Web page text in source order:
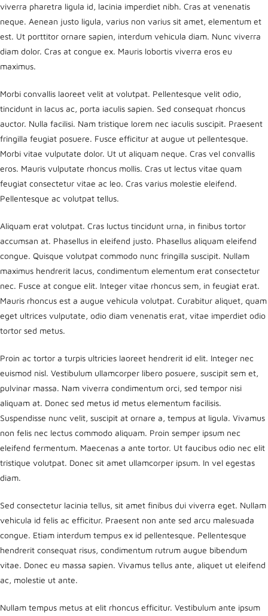
viverra pharetra ligula id, lacinia imperdiet nibh. Cras at venenatis
neque. Aenean justo ligula, varius non varius sit amet, elementum et
est. Ut porttitor ornare sapien, interdum vehicula diam. Nunc viverra
diam dolor. Cras at congue ex. Mauris lobortis viverra eros eu
maximus.
Morbi convallis laoreet velit at volutpat. Pellentesque velit odio,
tincidunt in lacus ac, porta iaculis sapien. Sed consequat rhoncus
auctor. Nulla facilisi. Nam tristique lorem nec iaculis suscipit. Praesent
fringilla feugiat posuere. Fusce efficitur at augue ut pellentesque.
Morbi vitae vulputate dolor. Ut ut aliquam neque. Cras vel convallis
eros. Mauris vulputate rhoncus mollis. Cras ut lectus vitae quam
feugiat consectetur vitae ac leo. Cras varius molestie eleifend.
Pellentesque ac volutpat tellus.
Aliquam erat volutpat. Cras luctus tincidunt urna, in finibus tortor
accumsan at. Phasellus in eleifend justo. Phasellus aliquam eleifend
congue. Quisque volutpat commodo nunc fringilla suscipit. Nullam
maximus hendrerit lacus, condimentum elementum erat consectetur
nec. Fusce at congue elit. Integer vitae rhoncus sem, in feugiat erat.
Mauris rhoncus est a augue vehicula volutpat. Curabitur aliquet, quam
eget ultrices vulputate, odio diam venenatis erat, vitae imperdiet odio
tortor sed metus.
Proin ac tortor a turpis ultricies laoreet hendrerit id elit. Integer nec
euismod nisl. Vestibulum ullamcorper libero posuere, suscipit sem et,
pulvinar massa. Nam viverra condimentum orci, sed tempor nisi
aliquam at. Donec sed metus id metus elementum facilisis.
Suspendisse nunc velit, suscipit at ornare a, tempus at ligula. Vivamus
non felis nec lectus commodo aliquam. Proin semper ipsum nec
eleifend fermentum. Maecenas a ante tortor. Ut faucibus odio nec elit
tristique volutpat. Donec sit amet ullamcorper ipsum. In vel egestas
diam.
Sed consectetur lacinia tellus, sit amet finibus dui viverra eget. Nullam
vehicula id felis ac efficitur. Praesent non ante sed arcu malesuada
congue. Etiam interdum tempus ex id pellentesque. Pellentesque
hendrerit consequat risus, condimentum rutrum augue bibendum
vitae. Donec eu massa sapien. Vivamus tellus ante, aliquet ut eleifend
ac, molestie ut ante.
Nullam tempus metus at elit rhoncus efficitur. Vestibulum ante ipsum